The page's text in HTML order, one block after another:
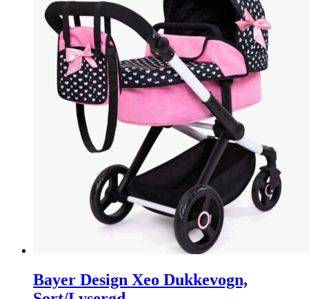
Bayer Design Xeo Dukkevogn,